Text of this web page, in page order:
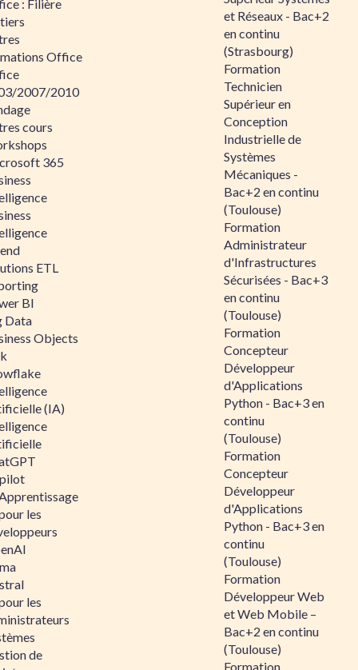
: Filière
Office
2007/2010
cours
365
ETL
BI
Data
Objects
(IA)
les
les
de
et Réseaux - Bac+2
en continu
(Strasbourg)
Formation
Technicien
Supérieur en
Conception
Industrielle de
Systèmes
Mécaniques -
Bac+2 en continu
(Toulouse)
Formation
Administrateur
d'Infrastructures
Sécurisées - Bac+3
en continu
(Toulouse)
Formation
Concepteur
Développeur
d'Applications
Python - Bac+3 en
continu
(Toulouse)
Formation
Concepteur
Développeur
d'Applications
Python - Bac+3 en
continu
(Toulouse)
Formation
Développeur Web
et Web Mobile –
Bac+2 en continu
(Toulouse)
Formation